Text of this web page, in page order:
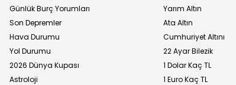
Günlük Burç Yorumları
Son Depremler
Hava Durumu
Yol Durumu
2026 Dünya Kupası
Astroloji
Yarım Altın
Ata Altın
Cumhuriyet Altını
22 Ayar Bilezik
1 Dolar Kaç TL
1 Euro Kaç TL